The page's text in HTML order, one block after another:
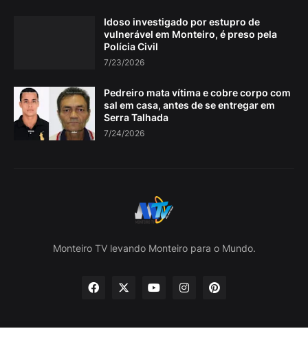
Idoso investigado por estupro de
vulnerável em Monteiro, é preso pela
Polícia Civil
7/23/2026
Pedreiro mata vítima e cobre corpo com
sal em casa, antes de se entregar em
Serra Talhada
7/24/2026
Monteiro TV levando Monteiro para o Mundo.